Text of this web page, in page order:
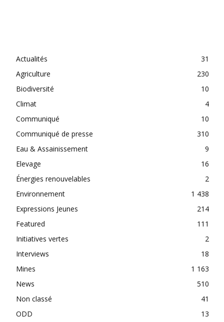
Actualités
31
Agriculture
230
Biodiversité
10
Climat
4
Communiqué
10
Communiqué de presse
310
Eau & Assainissement
9
Elevage
16
Énergies renouvelables
2
Environnement
1 438
Expressions Jeunes
214
Featured
111
Initiatives vertes
2
Interviews
18
Mines
1 163
News
510
Non classé
41
ODD
13